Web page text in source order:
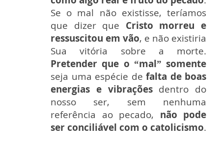
Se o mal não existisse, teríamos
que dizer que Cristo morreu e
ressuscitou em vão, e não existiria
Sua vitória sobre a morte.
Pretender que o “mal” somente
seja uma espécie de falta de boas
energias e vibraçõesdentro do
nosso ser, sem nenhuma
referência ao pecado, não pode
ser conciliável com o catolicismo.